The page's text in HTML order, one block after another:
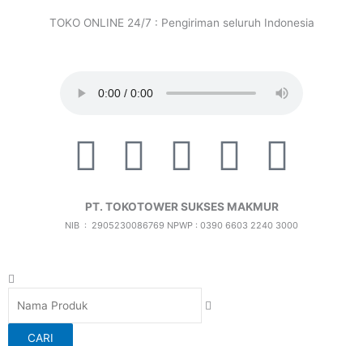
TOKO ONLINE 24/7 : Pengiriman seluruh Indonesia
F
a
c
e
b
T
i
k
t
o
I
c
o
n
-
X
-
t
I
c
o
PT. TOKOTOWER SUKSES MAKMUR
NIB : 2905230086769 NPWP : 0390 6603 2240 3000
Search
CARI